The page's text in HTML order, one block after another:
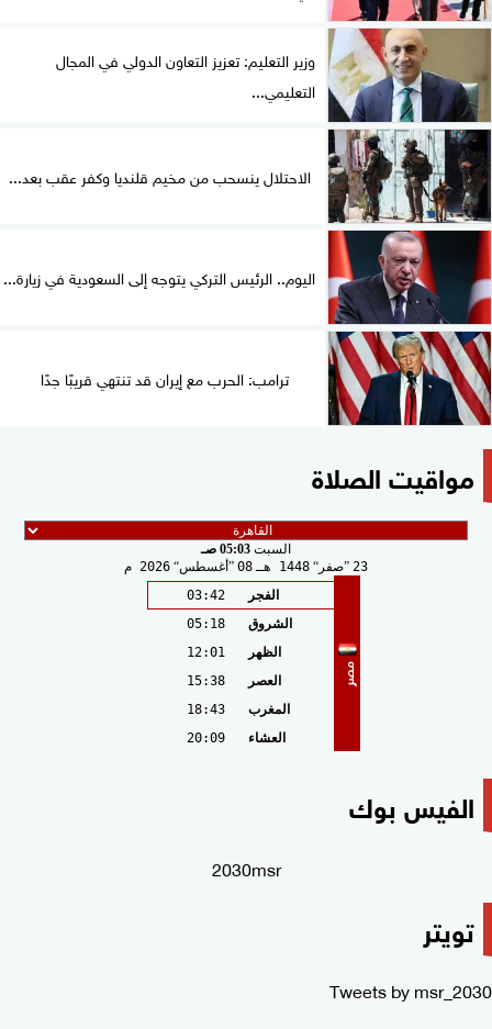
وزير التعليم: تعزيز التعاون الدولي في المجال
التعليمي...
الاحتلال ينسحب من مخيم قلنديا وكفر عقب بعد...
اليوم.. الرئيس التركي يتوجه إلى السعودية في زيارة...
ترامب: الحرب مع إيران قد تنتهي قريبًا جدًا
مواقيت الصلاة
السبت 05:03 صـ
23
صفر 1448 هـ 08 أغسطس 2026 م
مصر
الفجر
03:42
الشروق
05:18
الظهر
12:01
العصر
15:38
المغرب
18:43
العشاء
20:09
الفيس بوك
2030msr
تويتر
Tweets by msr_2030